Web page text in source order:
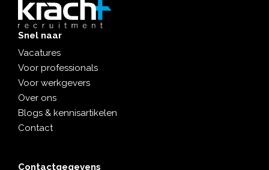
Snel naar
Vacatures
Voor professionals
Voor werkgevers
Over ons
Blogs & kennisartikelen
Contact
Contactgegevens